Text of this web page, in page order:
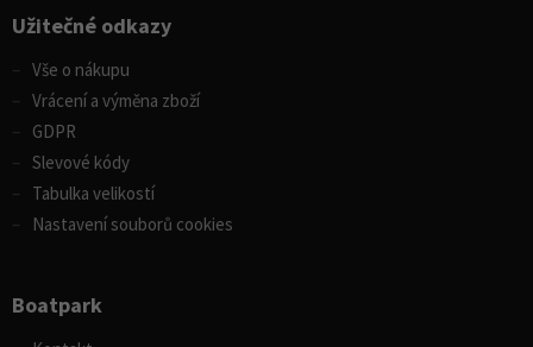
Užitečné odkazy
Vše o nákupu
Vrácení a výměna zboží
GDPR
Slevové kódy
Tabulka velikostí
Nastavení souborů cookies
Boatpark